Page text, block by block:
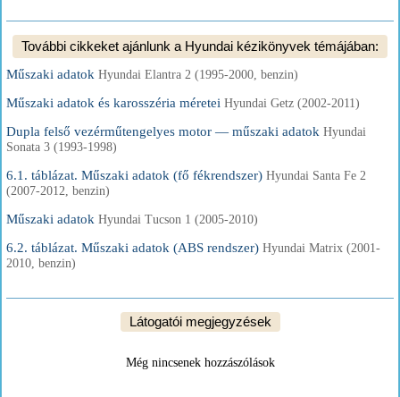
További cikkeket ajánlunk a Hyundai kézikönyvek témájában:
Műszaki adatok Hyundai Elantra 2 (1995-2000, benzin)
Műszaki adatok és karosszéria méretei Hyundai Getz (2002-2011)
Dupla felső vezérműtengelyes motor — műszaki adatok Hyundai
Sonata 3 (1993-1998)
6.1. táblázat. Műszaki adatok (fő fékrendszer) Hyundai Santa Fe 2
(2007-2012, benzin)
Műszaki adatok Hyundai Tucson 1 (2005-2010)
6.2. táblázat. Műszaki adatok (ABS rendszer) Hyundai Matrix (2001-
2010, benzin)
Látogatói megjegyzések
Még nincsenek hozzászólások